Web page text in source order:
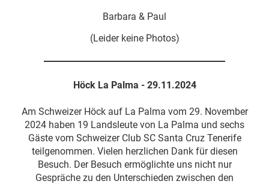
Barbara & Paul
(Leider keine Photos)
Höck La Palma - 29.11.2024
Am Schweizer Höck auf La Palma vom 29. November
2024 haben 19 Landsleute von La Palma und sechs
Gäste vom Schweizer Club SC Santa Cruz Tenerife
teilgenommen. Vielen herzlichen Dank für diesen
Besuch. Der Besuch ermöglichte uns nicht nur
Gespräche zu den Unterschieden zwischen den